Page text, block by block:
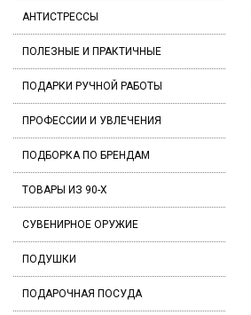
АНТИСТРЕССЫ
ПОЛЕЗНЫЕ И ПРАКТИЧНЫЕ
ПОДАРКИ РУЧНОЙ РАБОТЫ
ПРОФЕССИИ И УВЛЕЧЕНИЯ
ПОДБОРКА ПО БРЕНДАМ
ТОВАРЫ ИЗ 90-Х
СУВЕНИРНОЕ ОРУЖИЕ
ПОДУШКИ
ПОДАРОЧНАЯ ПОСУДА